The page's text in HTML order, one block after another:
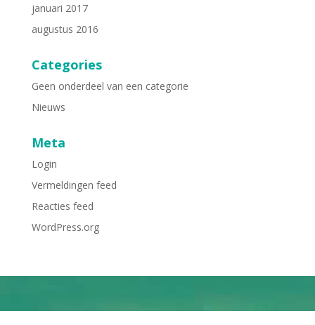
januari 2017
augustus 2016
Categories
Geen onderdeel van een categorie
Nieuws
Meta
Login
Vermeldingen feed
Reacties feed
WordPress.org